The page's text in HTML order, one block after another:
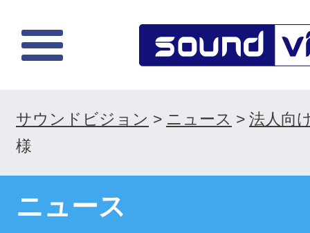
サウンドビジョン > ニュース > 法人向
様
ニュース